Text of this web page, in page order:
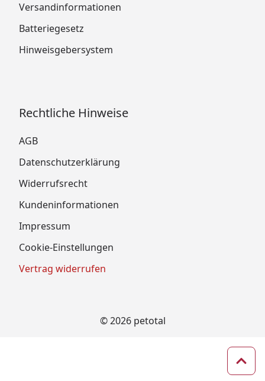
Versandinformationen
Batteriegesetz
Hinweisgebersystem
Rechtliche Hinweise
AGB
Datenschutzerklärung
Widerrufsrecht
Kundeninformationen
Impressum
Cookie-Einstellungen
Vertrag widerrufen
© 2026 petotal